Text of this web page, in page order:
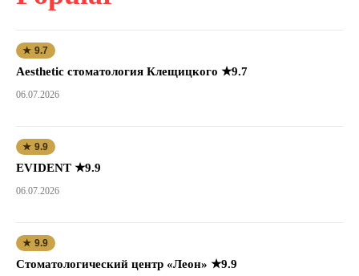
★ 9.7
Aesthetic стоматология Клещицкого ★9.7
06.07.2026
★ 9.9
EVIDENT ★9.9
06.07.2026
★ 9.9
Стоматологический центр «Леон» ★9.9